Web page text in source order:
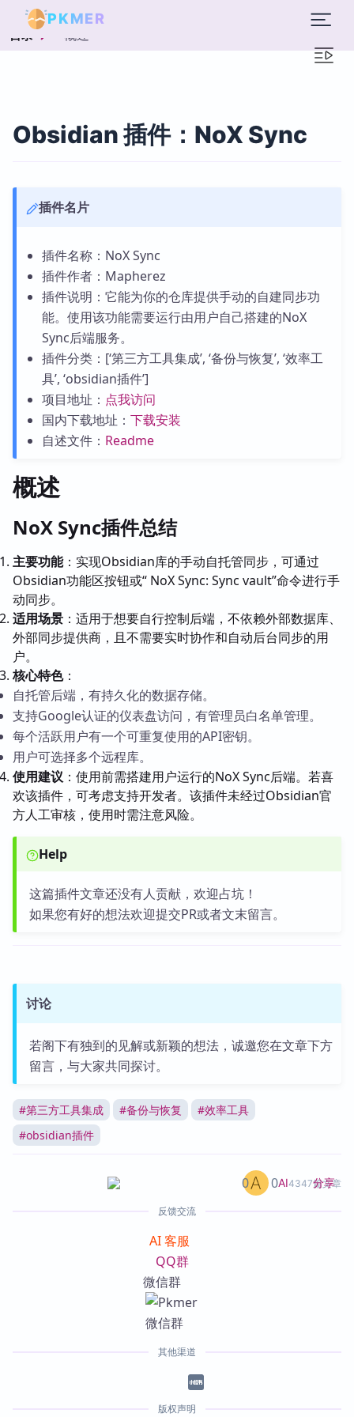
PKMER
目录 概述
Obsidian 插件：NoX Sync
插件名片
插件名称：NoX Sync
插件作者：Mapherez
插件说明：它能为你的仓库提供手动的自建同步功
能。使用该功能需要运行由用户自己搭建的NoX
Sync后端服务。
插件分类：[‘第三方工具集成’, ‘备份与恢复’, ‘效率工
具’, ‘obsidian插件’]
项目地址： 点我访问
国内下载地址： 下载安装
自述文件： Readme
概述
NoX Sync插件总结
主要功能：实现Obsidian库的手动自托管同步，可通过
Obsidian功能区按钮或“ NoX Sync: Sync vault”命令进行手
动同步。
适用场景 ：适用于想要自行控制后端，不依赖外部数据库、
外部同步提供商，且不需要实时协作和自动后台同步的用
户。
核心特色：
自托管后端，有持久化的数据存储。
支持Google认证的仪表盘访问，有管理员白名单管理。
每个活跃用户有一个可重复使用的API密钥。
用户可选择多个远程库。
使用建议 ：使用前需搭建用户运行的NoX Sync后端。若喜
欢该插件，可考虑支持开发者。该插件未经过Obsidian官
方人工审核，使用时需注意风险。
Help
这篇插件文章还没有人贡献，欢迎占坑！
如果您有好的想法欢迎提交PR或者文末留言。
讨论
若阁下有独到的见解或新颖的想法，诚邀您在文章下方
留言，与大家共同探讨。
#第三方工具集成 #备份与恢复 #效率工具
#obsidian插件
AI4347篇文章
0 0 分享
反馈交流
AI 客服
QQ群
微信群
其他渠道
版权声明